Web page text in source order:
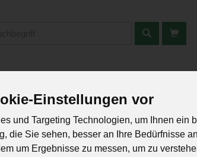
Einstellungen vor
und Targeting Technologien, um Ihnen ein
die Sie sehen, besser an Ihre Bedürfnisse
um Ergebnisse zu messen, um zu
HALTBARES GEKÜHLTES GETRÄNKE